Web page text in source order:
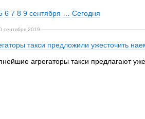
6 7 8 9 сентября Сегодня
сентября 2019
такси предложили ужесточить
агрегаторы такси предлагают